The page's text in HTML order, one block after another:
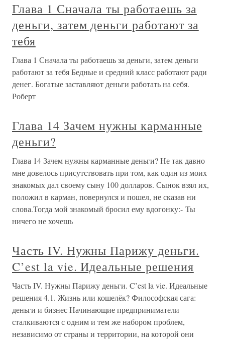
Глава 1 Сначала ты работаешь за
деньги, затем деньги работают за
тебя
Глава 1 Сначала ты работаешь за деньги, затем деньги
работают за тебя Бедные и средний класс работают ради
денег. Богатые заставляют деньги работать на себя.
Роберт
Глава 14 Зачем нужны карманные
деньги?
Глава 14 Зачем нужны карманные деньги? Не так давно
мне довелось присутствовать при том, как один из моих
знакомых дал своему сыну 100 долларов. Сынок взял их,
положил в карман, повернулся и пошел, не сказав ни
слова.Тогда мой знакомый бросил ему вдогонку:- Ты
ничего не хочешь
Часть IV. Нужны Парижу деньги.
C’est la vie. Идеальные решения
Часть IV. Нужны Парижу деньги. C’est la vie. Идеальные
решения 4.1. Жизнь или кошелёк? Философская сага:
деньги и бизнес Начинающие предприниматели
сталкиваются с одним и тем же набором проблем,
независимо от страны и территории, на которой они